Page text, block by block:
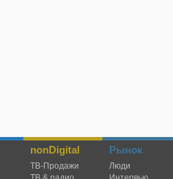
nonDigital
TВ-Продажи
Рынок
Люди